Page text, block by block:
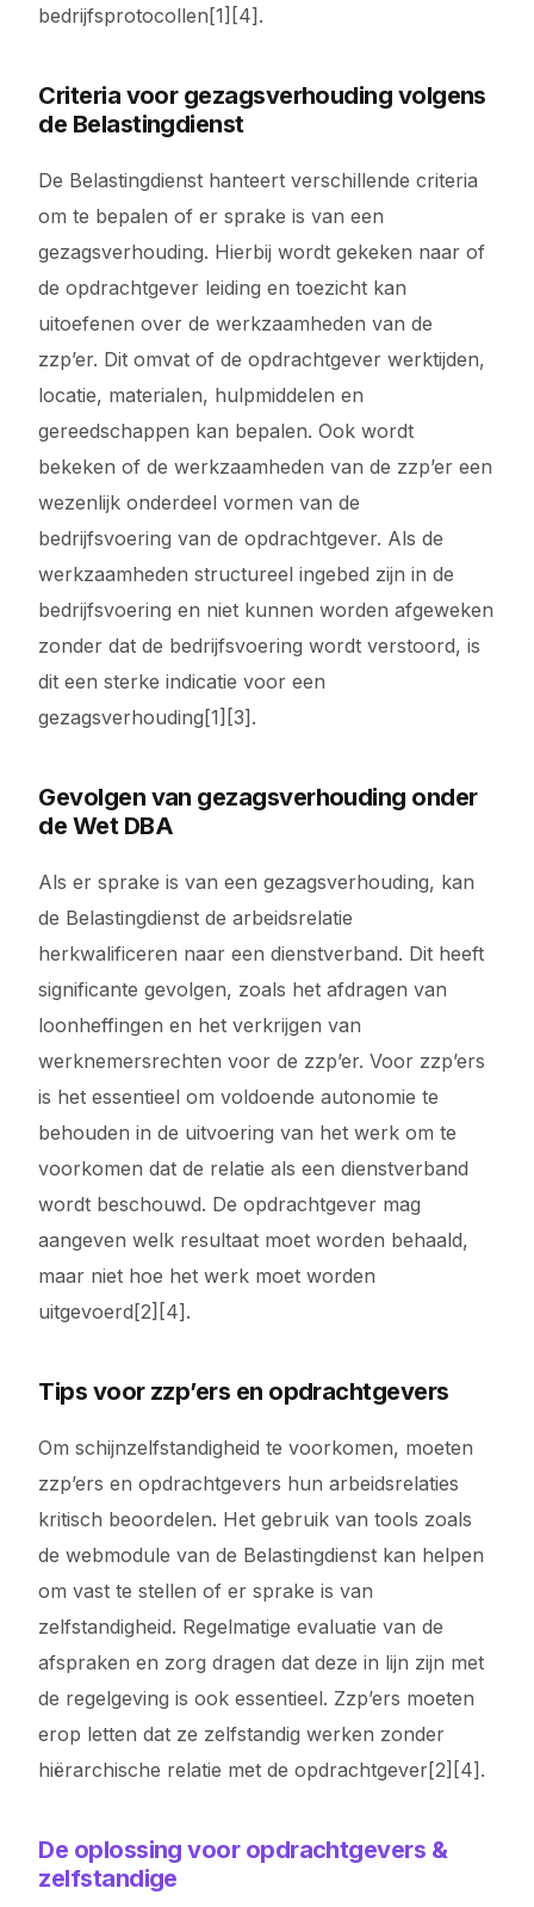
bedrijfsprotocollen[1][4].
Criteria voor gezagsverhouding volgens
de Belastingdienst
De Belastingdienst hanteert verschillende criteria
om te bepalen of er sprake is van een
gezagsverhouding. Hierbij wordt gekeken naar of
de opdrachtgever leiding en toezicht kan
uitoefenen over de werkzaamheden van de
zzp’er. Dit omvat of de opdrachtgever werktijden,
locatie, materialen, hulpmiddelen en
gereedschappen kan bepalen. Ook wordt
bekeken of de werkzaamheden van de zzp’er een
wezenlijk onderdeel vormen van de
bedrijfsvoering van de opdrachtgever. Als de
werkzaamheden structureel ingebed zijn in de
bedrijfsvoering en niet kunnen worden afgeweken
zonder dat de bedrijfsvoering wordt verstoord, is
dit een sterke indicatie voor een
gezagsverhouding[1][3].
Gevolgen van gezagsverhouding onder
de Wet DBA
Als er sprake is van een gezagsverhouding, kan
de Belastingdienst de arbeidsrelatie
herkwalificeren naar een dienstverband. Dit heeft
significante gevolgen, zoals het afdragen van
loonheffingen en het verkrijgen van
werknemersrechten voor de zzp’er. Voor zzp’ers
is het essentieel om voldoende autonomie te
behouden in de uitvoering van het werk om te
voorkomen dat de relatie als een dienstverband
wordt beschouwd. De opdrachtgever mag
aangeven welk resultaat moet worden behaald,
maar niet hoe het werk moet worden
uitgevoerd[2][4].
Tips voor zzp’ers en opdrachtgevers
Om schijnzelfstandigheid te voorkomen, moeten
zzp’ers en opdrachtgevers hun arbeidsrelaties
kritisch beoordelen. Het gebruik van tools zoals
de webmodule van de Belastingdienst kan helpen
om vast te stellen of er sprake is van
zelfstandigheid. Regelmatige evaluatie van de
afspraken en zorg dragen dat deze in lijn zijn met
de regelgeving is ook essentieel. Zzp’ers moeten
erop letten dat ze zelfstandig werken zonder
hiërarchische relatie met de opdrachtgever[2][4].
De oplossing voor opdrachtgevers &
zelfstandige